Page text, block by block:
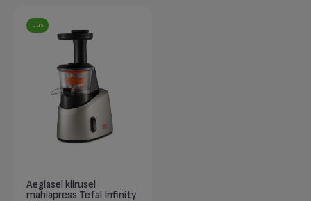
uus
Aeglasel kiirusel
mahlapress Tefal Infinity